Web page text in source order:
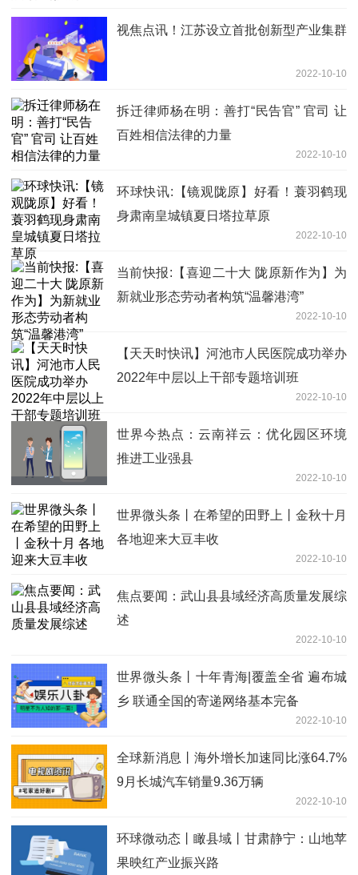
视焦点讯！江苏设立首批创新型产业集群
2022-10-10
拆迁律师杨在明：善打“民告官” 官司 让
百姓相信法律的力量
2022-10-10
环球快讯:【镜观陇原】好看！蓑羽鹤现
身肃南皇城镇夏日塔拉草原
2022-10-10
当前快报:【喜迎二十大 陇原新作为】为
新就业形态劳动者构筑“温馨港湾”
2022-10-10
【天天时快讯】河池市人民医院成功举办
2022年中层以上干部专题培训班
2022-10-10
世界今热点：云南祥云：优化园区环境
推进工业强县
2022-10-10
世界微头条丨在希望的田野上丨金秋十月
各地迎来大豆丰收
2022-10-10
焦点要闻：武山县县域经济高质量发展综
述
2022-10-10
世界微头条丨十年青海|覆盖全省 遍布城
乡 联通全国的寄递网络基本完备
2022-10-10
全球新消息丨海外增长加速同比涨64.7%
9月长城汽车销量9.36万辆
2022-10-10
环球微动态丨瞰县域丨甘肃静宁：山地苹
果映红产业振兴路